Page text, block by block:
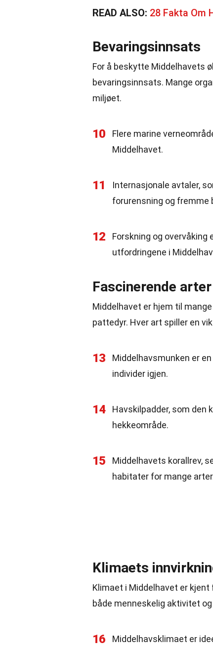
READ ALSO: 28 Fakta Om
Bevaringsinnsats
For å beskytte Middelhavets
bevaringsinnsats. Mange
miljøet.
10
Flere marine
Middelhavet.
11
Internasjonale avtaler,
forurensning og
12
Forskning og overvåking
utfordringene i
Fascinerende arter
Middelhavet er hjem til
pattedyr. Hver art spiller en
13
Middelhavsmunken er
individer igjen.
14
Havskilpadder, som den
hekkeområde.
15 Middelhavets korallrev,
habitater for mange
Klimaets
Klimaet i Middelhavet er
både menneskelig aktivitet
16 Middelhavsklimaet er